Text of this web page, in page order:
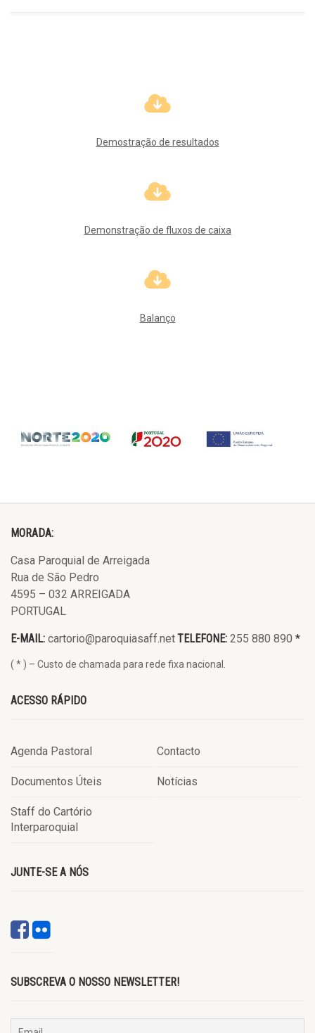
Demostração de resultados
Demonstração de fluxos de caixa
Balanço
MORADA:
Casa Paroquial de Arreigada
Rua de São Pedro
4595 – 032 ARREIGADA
PORTUGAL
E-MAIL: cartorio@paroquiasaff.netTELEFONE: 255 880 890 *
( * ) – Custo de chamada para rede fixa nacional.
ACESSO RÁPIDO
Agenda Pastoral Contacto
Documentos Úteis Notícias
Staff do Cartório
Interparoquial
JUNTE-SE A NÓS
SUBSCREVA O NOSSO NEWSLETTER!